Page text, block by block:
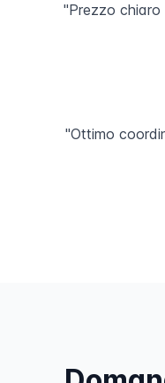
"Prezzo chiaro
"Ottimo